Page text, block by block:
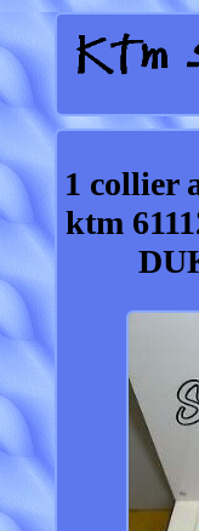
1 collier
ktm